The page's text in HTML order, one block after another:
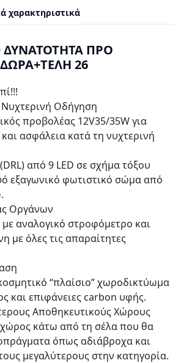
χαρακτηριστικά
ΔΥΝΑΤΟΤΗΤΑ ΠΡΟ
26
Οδήγηση
προβολέας 12V35/35W για
ασφάλεια κατά τη νυχτερινή
από 9 LED σε σχήμα τόξου
εξαγωνικό φωτιστικό σώμα από
Οργάνων
αναλογικό στροφόμετρο και
με όλες τις απαραίτητες
“πλαίσιο” χωροδικτύωμα
και επιφάνειες carbon υφής.
Αποθηκευτικούς Χώρους
κάτω από τη σέλα που θα
όπως αδιάβροχα και
μεγαλύτερους στην κατηγορία.